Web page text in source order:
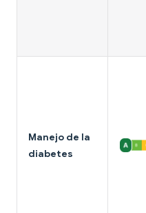
Manejo de la
diabetes